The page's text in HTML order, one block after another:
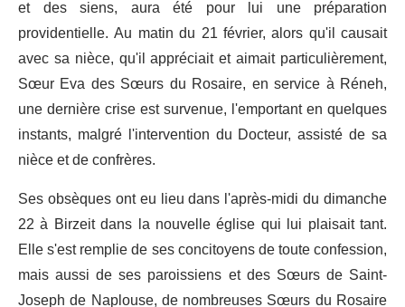
et des siens, aura été pour lui une préparation
providentielle. Au matin du 21 février, alors qu'il causait
avec sa nièce, qu'il appréciait et aimait particulière­ment,
Sœur Eva des Sœurs du Rosaire, en service à Réneh,
une der­nière crise est survenue, l'emportant en quelques
instants, malgré l'in­tervention du Docteur, assisté de sa
nièce et de confrères.
Ses obsèques ont eu lieu dans l'après-midi du dimanche
22 à Birzeit dans la nouvelle église qui lui plaisait tant.
Elle s'est remplie de ses concitoyens de toute confession,
mais aussi de ses paroissiens et des Sœurs de Saint-
Joseph de Naplouse, de nombreuses Sœurs du Rosaire